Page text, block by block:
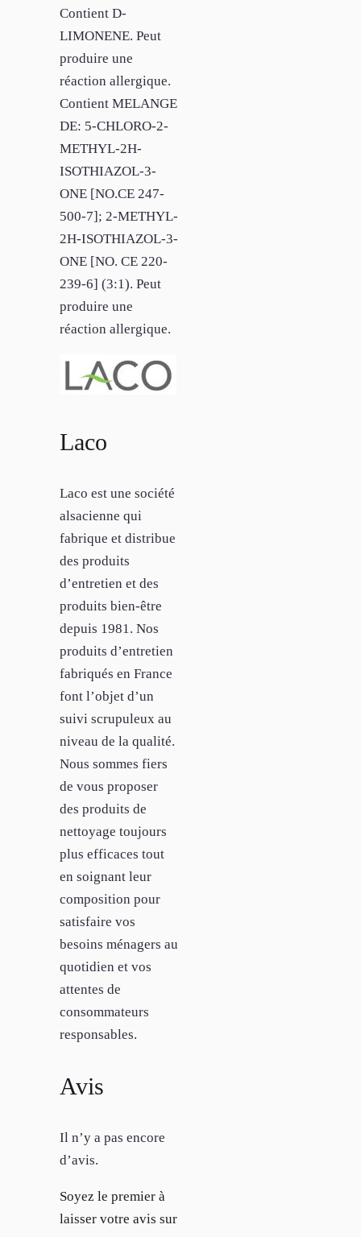
Contient D-
LIMONENE. Peut
produire une
réaction allergique.
Contient MELANGE
DE: 5-CHLORO-2-
METHYL-2H-
ISOTHIAZOL-3-
ONE [NO.CE 247-
500-7]; 2-METHYL-
2H-ISOTHIAZOL-3-
ONE [NO. CE 220-
239-6] (3:1). Peut
produire une
réaction allergique.
Laco
Laco est une société
alsacienne qui
fabrique et distribue
des produits
d’entretien et des
produits bien-être
depuis 1981. Nos
produits d’entretien
fabriqués en France
font l’objet d’un
suivi scrupuleux au
niveau de la qualité.
Nous sommes fiers
de vous proposer
des produits de
nettoyage toujours
plus efficaces tout
en soignant leur
composition pour
satisfaire vos
besoins ménagers au
quotidien et vos
attentes de
consommateurs
responsables.
Avis
Il n’y a pas encore
d’avis.
Soyez le premier à
laisser votre avis sur